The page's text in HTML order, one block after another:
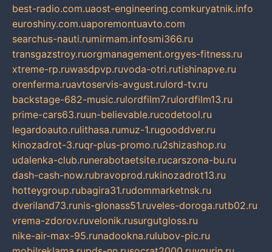
best-radio.com.uaost-engineering.comkuryatnik.info
euroshiny.com.uaporemontuavto.com
searchus-nauti.rumirmam.infosmi366.ru
transgazstroy.ruorgmanagement.orgyes-fitness.ru
xtreme-rp.ruwasdpvp.ruvoda-otri.rutishinapve.ru
orenferma.ruavtoservis-avgust.rulord-tv.ru
backstage-682-music.rulordfilm7.rulordfilm13.ru
prime-cars63.ruun-believable.rucodetool.ru
legardoauto.rulithasa.rumuz-1.rugooddver.ru
kinozadrot-3.ruqr-plus-promo.ru2shizashop.ru
udalenka-club.runerabotaetsite.rucarszona-bu.ru
dash-cash-now.rubravoprod.rukinozadrot13.ru
hotteygroup.rubagira31.rudommarketnsk.ru
dveriland73.runis-glonass51.ruveles-doroga.rutb02.ru
vrema-zdorov.ruvelonik.rusurgutgloss.ru
nike-air-max-95.runadookna.rulubov-pic.ru